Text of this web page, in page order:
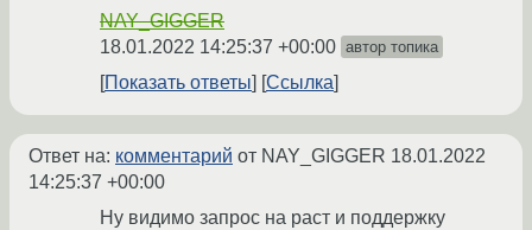
NAY_GIGGER
18.01.2022 14:25:37 +00:00 автор топика
Показать ответы Ссылка
Ответ на: комментарий от NAY_GIGGER 18.01.2022
14:25:37 +00:00
Ну видимо запрос на раст и поддержку